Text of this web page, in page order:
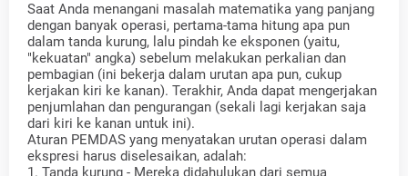
Saat Anda menangani masalah matematika yang panjang
dengan banyak operasi, pertama-tama hitung apa pun
dalam tanda kurung, lalu pindah ke eksponen (yaitu,
"kekuatan" angka) sebelum melakukan perkalian dan
pembagian (ini bekerja dalam urutan apa pun, cukup
kerjakan kiri ke kanan). Terakhir, Anda dapat mengerjakan
penjumlahan dan pengurangan (sekali lagi kerjakan saja
dari kiri ke kanan untuk ini).
Aturan PEMDAS yang menyatakan urutan operasi dalam
ekspresi harus diselesaikan, adalah:
1. Tanda kurung - Mereka didahulukan dari semua